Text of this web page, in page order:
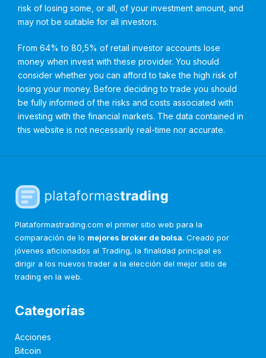
risk of losing some, or all, of your investment amount, and
may not be suitable for all investors.
From 64% to 80,5% of retail investor accounts lose
money when invest with these provider. You should
consider whether you can afford to take the high risk of
losing your money. Before deciding to trade you should
be fully informed of the risks and costs associated with
investing with the financial markets. The data contained in
this website is not necessarily real-time nor accurate.
Plataformastrading.com el primer sitio web para la
comparación de lo mejores broker de bolsa. Creado por
jóvenes aficionados al Trading, la finalidad principal es
dirigir a los nuevos trader a la elección del mejor sitio de
trading en la web.
Categorías
Acciones
Bitcoin